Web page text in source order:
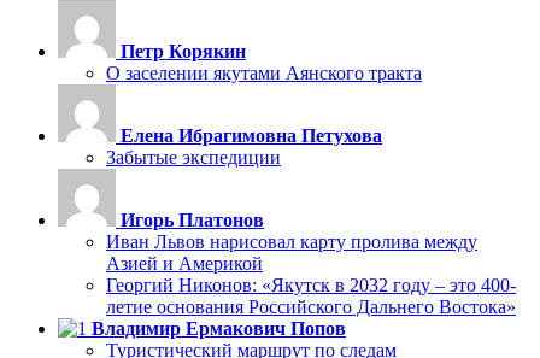
Петр Корякин
О заселении якутами Аянского тракта
Елена Ибрагимовна Петухова
Забытые экспедиции
Игорь Платонов
Иван Львов нарисовал карту пролива между
Азией и Америкой
Георгий Никонов: «Якутск в 2032 году – это 400-
летие основания Российского Дальнего Востока»
Владимир Ермакович Попов
Туристический маршрут по следам